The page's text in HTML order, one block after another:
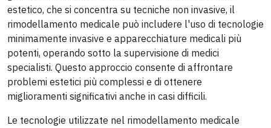
estetico, che si concentra su tecniche non invasive, il
rimodellamento medicale può includere l'uso di tecnologie
minimamente invasive e apparecchiature medicali più
potenti, operando sotto la supervisione di medici
specialisti. Questo approccio consente di affrontare
problemi estetici più complessi e di ottenere
miglioramenti significativi anche in casi difficili.
Le tecnologie utilizzate nel rimodellamento medicale